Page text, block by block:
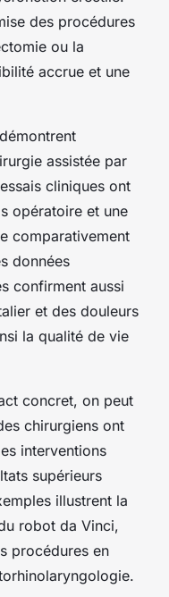
des procédures
ou la
accrue et une
assistée par
cliniques ont
opératoire et une
comparativement
données
confirment aussi
et des douleurs
la qualité de vie
concret, on peut
chirurgiens ont
interventions
supérieurs
illustrent la
robot da Vinci,
procédures en